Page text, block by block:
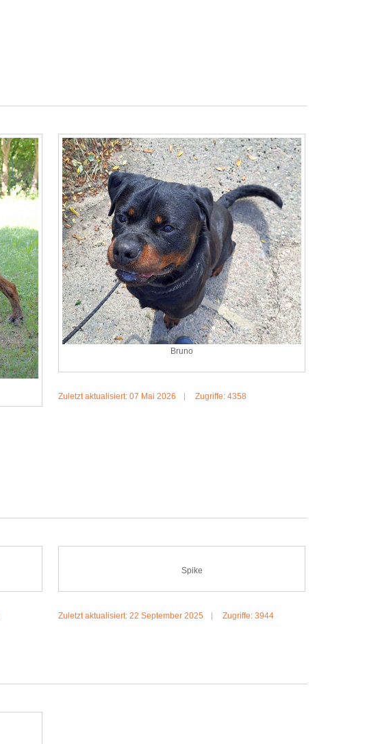
Bruno
Zuletzt aktualisiert: 07 Mai 2026 Zugriffe: 4358
Spike
Zuletzt aktualisiert: 22 September 2025 Zugriffe: 3944